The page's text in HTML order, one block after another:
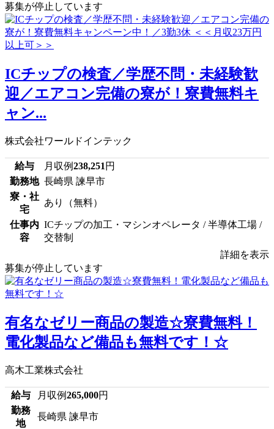
募集が停止しています
ICチップの検査／学歴不問・未経験歓
迎／エアコン完備の寮が！寮費無料キ
ャン...
株式会社ワールドインテック
給与 月収例238,251 円
勤務地 長崎県 諫早市
寮・社
宅
あり（無料）
仕事内
容
ICチップの加工・マシンオペレータ / 半導体工場 /
交替制
詳細を表示
募集が停止しています
有名なゼリー商品の製造☆寮費無料！
電化製品など備品も無料です！☆
高木工業株式会社
給与 月収例265,000円
勤務
地
長崎県 諫早市